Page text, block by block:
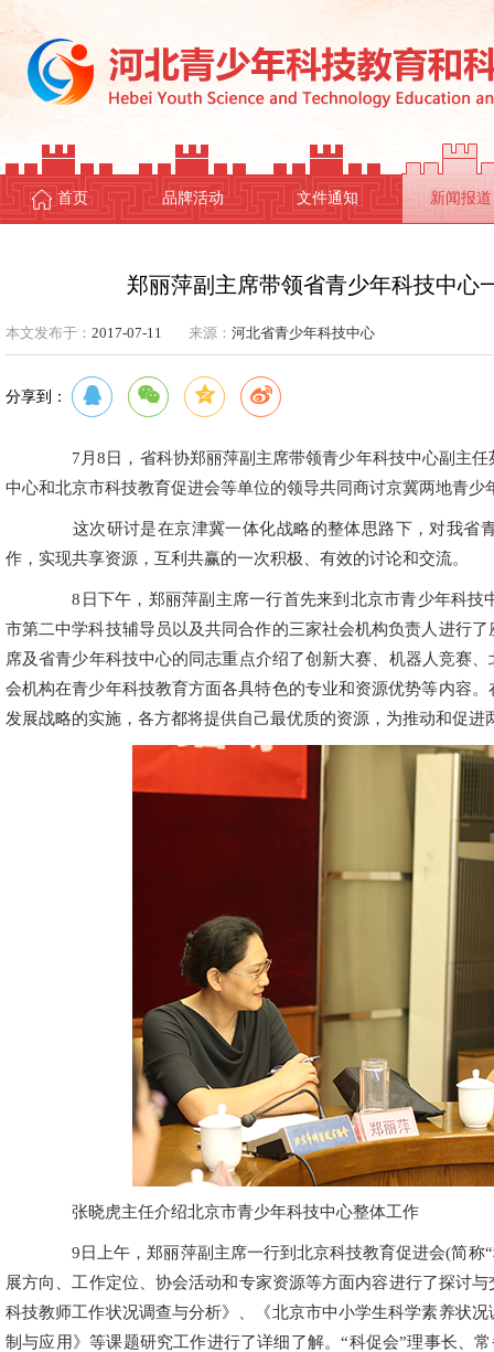
首页 品牌活动 文件通知 新闻报道
郑丽萍副主席带领省青少年科技中心
本文发布于： 2017-07-11 来源： 河北省青少年科技中心
分享到：
7月8日，省科协郑丽萍副主席带领青少年科技中心副主任
中心和北京市科技教育促进会等单位的领导共同商讨京冀两地青
这次研讨是在京津冀一体化战略的整体思路下，对我省
作，实现共享资源，互利共赢的一次积极、有效的讨论和交流。
8日下午，郑丽萍副主席一行首先来到北京市青少年科技
市第二中学科技辅导员以及共同合作的三家社会机构负责人进行
席及省青少年科技中心的同志重点介绍了创新大赛、机器人竞赛
会机构在青少年科技教育方面各具特色的专业和资源优势等内容
发展战略的实施，各方都将提供自己最优质的资源，为推动和促
张晓虎主任介绍北京市青少年科技中心整体工作
9日上午，郑丽萍副主席一行到北京科技教育促进会(简称“
展方向、工作定位、协会活动和专家资源等方面内容进行了探讨
科技教师工作状况调查与分析》、《北京市中小学生科学素养状
制与应用》等课题研究工作进行了详细了解。“科促会”理事长、